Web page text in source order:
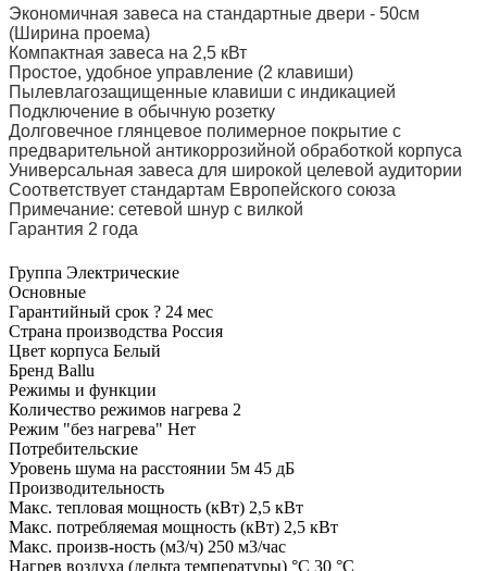
Экономичная завеса на стандартные двери - 50см
(Ширина проема)
Компактная завеса на 2,5 кВт
Простое, удобное управление (2 клавиши)
Пылевлагозащищенные клавиши с индикацией
Подключение в обычную розетку
Долговечное глянцевое полимерное покрытие с
предварительной антикоррозийной обработкой корпуса
Универсальная завеса для широкой целевой аудитории
Соответствует стандартам Европейского союза
Примечание: сетевой шнур с вилкой
Гарантия 2 года
Группа Электрические
Основные
Гарантийный срок ? 24 мес
Страна производства Россия
Цвет корпуса Белый
Бренд Ballu
Режимы и функции
Количество режимов нагрева 2
Режим "без нагрева" Нет
Потребительские
Уровень шума на расстоянии 5м 45 дБ
Производительность
Макс. тепловая мощность (кВт) 2,5 кВт
Макс. потребляемая мощность (кВт) 2,5 кВт
Макс. произв-ность (м3/ч) 250 м3/час
Нагрев воздуха (дельта температуры) °С 30 °С